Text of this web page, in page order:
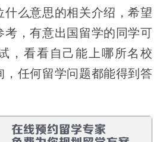
什么意思的相关介绍，希望
，有意出国留学的同学可
，看看自己能上哪所名校
任何留学问题都能得到答